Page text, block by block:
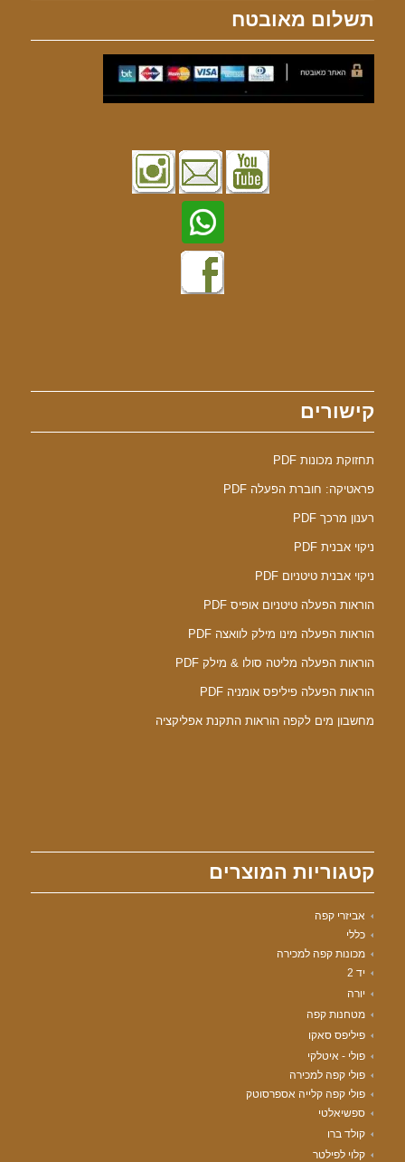
תשלום מאובטח
קישורים
תחזוקת מכונות PDF
פראטיקה: חוברת הפעלה PDF
רענון מרכך PDF
ניקוי אבנית PDF
ניקוי אבנית טיטניום PDF
הוראות הפעלה טיטניום אופיס PDF
הוראות הפעלה מינו מילק לוואצה PDF
הוראות הפעלה מליטה סולו & מילק PDF
הוראות הפעלה פיליפס אומניה PDF
מחשבון מים לקפה הוראות התקנת אפליקציה
קטגוריות המוצרים
אביזרי קפה
כללי
מכונות קפה למכירה
יד 2
יורה
מטחנות קפה
פיליפס סאקו
פולי - איטלקי
פולי קפה למכירה
פולי קפה קלייה אספרסוטק
ספשיאלטי
קולד ברו
קלוי לפילטר